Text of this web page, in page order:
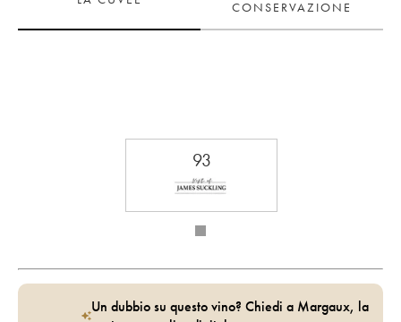
CONSERVAZIONE
93
Un dubbio su questo vino? Chiedi a Margaux, la